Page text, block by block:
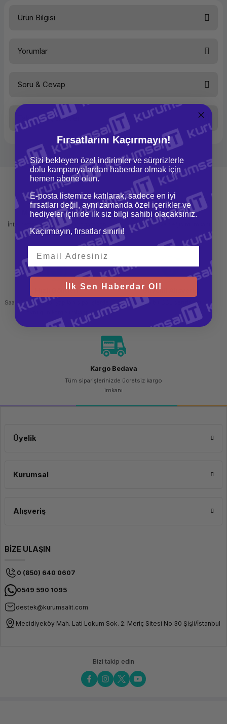
Ürün Bilgisi
Yorumlar
Yorum Yaz
Soru & Cevap
Ürün hakkında henüz soru sorulmamış.
Soru Sor
Taksit Seçenekleri
Mağazadan Teslimat
İnternetten sipariş et ve mağazadan
teslim al
İade ve Değişim
Kolay iade ve değişim imkanı
Hızlı Gönderi
Saat 15.00'a kadar yapılan siparişlerde
Güvenli Alışveriş
256 bit SSL sertifikası
Kargo Bedava
Tüm siparişlerinizde ücretsiz kargo
imkanı
Üyelik
Kurumsal
Alışveriş
BİZE ULAŞIN
0 (850) 640 0607
0549 590 1095
destek@kurumsalit.com
Mecidiyeköy Mah. Lati Lokum Sok. 2. Meriç Sitesi No:30 Şişli/İstanbul
Bizi takip edin
Fırsatlarını Kaçırmayın!
Sizi bekleyen özel indirimler ve sürprizlerle
dolu kampanyalardan haberdar olmak için
hemen abone olun.
E-posta listemize katılarak, sadece en iyi
fırsatları değil, aynı zamanda özel içerikler ve
hediyeler için de ilk siz bilgi sahibi olacaksınız.
Kaçırmayın, fırsatlar sınırlı!
İlk Sen Haberdar Ol!